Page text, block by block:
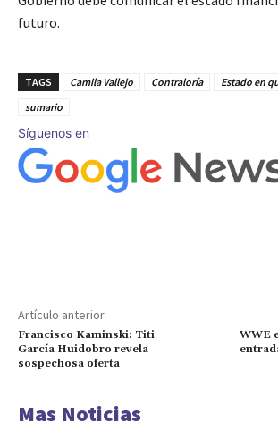
futuro.
TAGS Camila Vallejo Contraloría Estado en
sumario
Síguenos en
Artículo anterior
Francisco Kaminski: Titi
García Huidobro revela
sospechosa oferta
WWE
Mas Noticias